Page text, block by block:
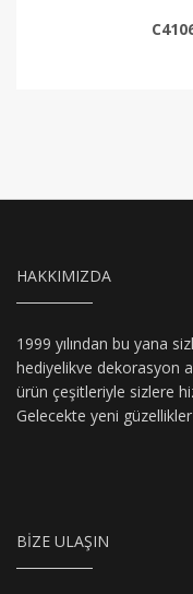
HAKKIMIZDA
1999 yılından bu yana
hediyelikve dekorasyon
ürün çeşitleriyle sizlere
Gelecekte yeni
BIZE ULAŞIN